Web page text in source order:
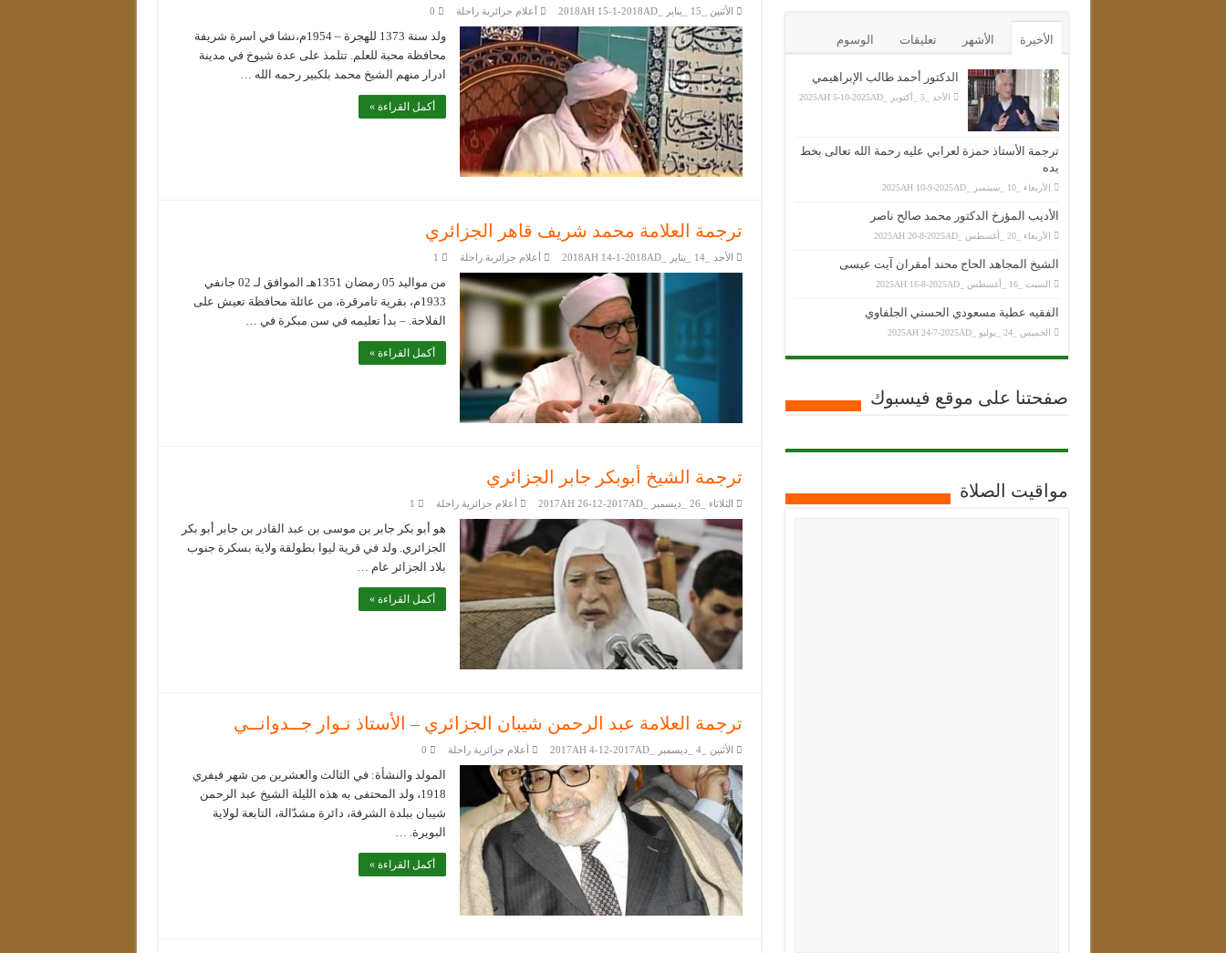
الأثنين _15 _يناير _2018AH 15-1-2018AD أعلام جزائرية راحلة 0
ولد سنة 1373 للهجرة – 1954م،نشا في اسرة شريفة
محافظة محبة للعلم. تتلمذ على عدة شيوخ في مدينة
ادرار منهم الشيخ محمد بلكبير رحمه الله …
أكمل القراءة »
ترجمة العلامة محمد شريف قاهر الجزائري
الأحد _14 _يناير _2018AH 14-1-2018AD أعلام جزائرية راحلة 1
من مواليد 05 رمضان 1351هـ الموافق لـ 02 جانفي
1933م، بقرية تامرقرة، من عائلة محافظة تعيش على
الفلاحة. – بدأ تعليمه في سن مبكرة في …
أكمل القراءة »
ترجمة الشيخ أبوبكر جابر الجزائري
الثلاثاء _26 _ديسمبر _2017AH 26-12-2017AD أعلام جزائرية راحلة 1
هو أبو بكر جابر بن موسى بن عبد القادر بن جابر أبو بكر
الجزائري. ولد في قرية ليوا بطولقة ولاية بسكرة جنوب
بلاد الجزائر عام …
أكمل القراءة »
ترجمة العلامة عبد الرحمن شيبان الجزائري – الأستاذ نـوار جــدوانــي
الأثنين _4 _ديسمبر _2017AH 4-12-2017AD أعلام جزائرية راحلة 0
المولد والنشأة: في الثالث والعشرين من شهر فيفري
1918، ولد المحتفى به هذه الليلة الشيخ عبد الرحمن
شيبان ببلدة الشرفة، دائرة مشدّالة، التابعة لولاية
البويرة. …
أكمل القراءة »
الأخيرة الأشهر تعليقات الوسوم
الدكتور أحمد طالب الإبراهيمي
الأحد _5 _أكتوبر _2025AH 5-10-2025AD
ترجمة الأستاذ حمزة لعرابي عليه رحمة الله تعالى بخط
يده
الأربعاء _10 _سبتمبر _2025AH 10-9-2025AD
الأديب المؤرخ الدكتور محمد صالح ناصر
الأربعاء _20 _أغسطس _2025AH 20-8-2025AD
الشيخ المجاهد الحاج محند أمقران آيت عيسى
السبت _16 _أغسطس _2025AH 16-8-2025AD
الفقيه عطية مسعودي الحسني الجلفاوي
الخميس _24 _يوليو _2025AH 24-7-2025AD
صفحتنا على موقع فيسبوك
مواقيت الصلاة